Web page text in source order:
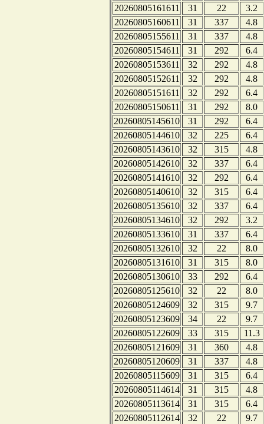
20260805161611
31 22
3.2
20260805160611
31 337
4.8
20260805155611
31 337
4.8
20260805154611
31 292
6.4
20260805153611
32 292
4.8
20260805152611
32 292
4.8
20260805151611
32 292
6.4
20260805150611
31 292
8.0
20260805145610
31 292
6.4
20260805144610
32 225
6.4
20260805143610
32 315
4.8
20260805142610
32 337
6.4
20260805141610
32 292
6.4
20260805140610
32 315
6.4
20260805135610
32 337
6.4
20260805134610
32 292
3.2
20260805133610
31 337
6.4
20260805132610
32 22
8.0
20260805131610
31 315
8.0
20260805130610
33 292
6.4
20260805125610
32 22
8.0
20260805124609
32 315
9.7
20260805123609
34 22
9.7
20260805122609
33 315
11.3
20260805121609
31 360
4.8
20260805120609
31 337
4.8
20260805115609
31 315
6.4
20260805114614
31 315
4.8
20260805113614
31 315
6.4
20260805112614
32 22
9.7